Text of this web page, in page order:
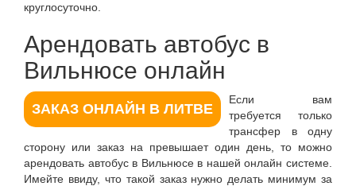
круглосуточно.
Арендовать автобус в
Вильнюсе онлайн
ЗАКАЗ ОНЛАЙН В ЛИТВЕ
Если вам
требуется только
трансфер в одну
сторону или заказ на превышает один день, то можно
арендовать автобус в Вильнюсе в нашей онлайн системе.
Имейте ввиду, что такой заказ нужно делать минимум за